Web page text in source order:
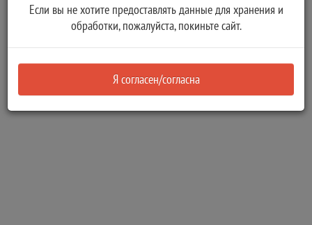
Если вы не хотите предоставлять данные для хранения и
обработки, пожалуйста, покиньте сайт.
Я согласен/согласна